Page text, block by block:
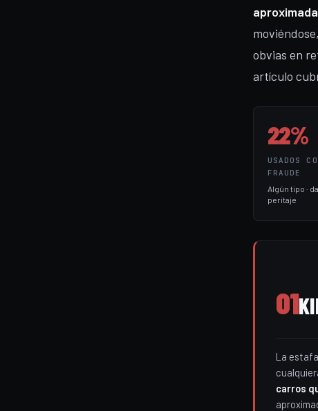
obvias en
artículo
22%
USADOS
FRAUDE
Algún tipo ·
peritaje
01
La
carros